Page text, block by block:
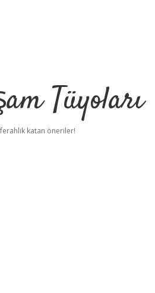
Tüyoları
katan öneriler!